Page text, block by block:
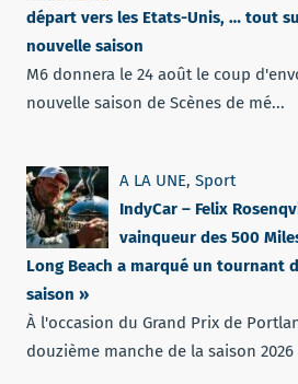
départ vers les Etats-Unis, … tout
nouvelle saison
M6 donnera le 24 août le coup
nouvelle saison de Scènes de mé...
A LA UNE, Sport
IndyCar – Felix
vainqueur des 500
Long Beach a marqué un tournant
saison »
À l'occasion du Grand Prix de
douzième manche de la saison 2026